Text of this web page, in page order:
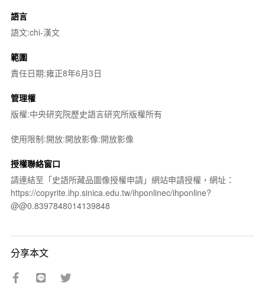
語言
語文:chi-漢文
範圍
責任日期:雍正8年6月3日
管理權
版權:中央研究院歷史語言研究所版權所有
使用限制:開放:開放影像:開放影像
授權聯絡窗口
請連結至「史語所藏品圖像授權申請」網站申請授權，網址：
https://copyrite.ihp.sinica.edu.tw/ihponlinec/ihponline?
@@0.8397848014139848
分享本文